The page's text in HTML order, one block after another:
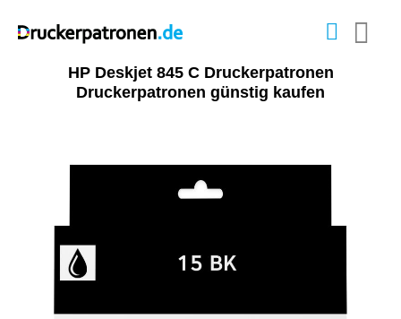
HP Deskjet 845 C Druckerpatronen
Druckerpatronen günstig kaufen